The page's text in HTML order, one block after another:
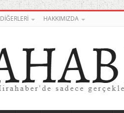
DİĞERLERİ HAKKIMIZDA